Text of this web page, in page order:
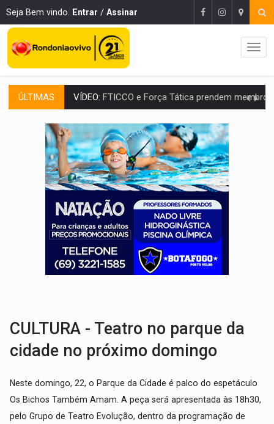
Seja Bem vindo. Entrar / Assinar
ÚLTIMAS INCLUSÃO:Prefeitura fortalece parceria com a APAE para ampliar ações
DEFESA:Exército testa inovações no combate a drones durante
TEMAS SOCIOAMBIENTAIS:Em Itapuã do Oeste, CINEMAZÔNIA leva cinema
PREVISÃO:Interior de Rondônia terá sábado (8) de calor intenso
INFRAESTRUTURA: Após quase 30 anos de espera, asfalto chega ao
A ILHA:Coreografia de Rondônia estreia na programação do Festival de
ELEIÇÕES 2026:Sgt. Mouza esclarece 'erro de digitação' em declaração de
JUDICIÁRIO:Sinjur parabeniza servidores pelo adicional de incentivo com
CULTURA - Teatro no parque da
cidade no próximo domingo
Neste domingo, 22, o Parque da Cidade é palco do espetáculo
Os Bichos Também Amam. A peça será apresentada às 18h30,
pelo Grupo de Teatro Evolução, dentro da programação de